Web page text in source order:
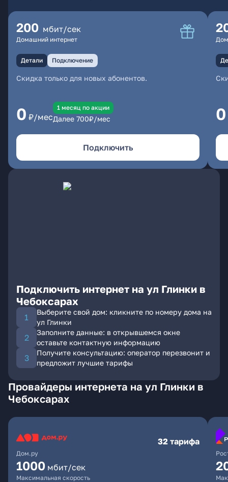
200 мбит/сек
Домашний интернет
Детали Подключение
Скидка только для новых абонентов.
0 ₽/мес
1 месяц по акции
Далее 700₽/мес
Подключить
0
Подключить интернет на ул Глинки в
Чебоксарах
Выберите свой дом: кликните по номеру дома на
ул Глинки
Заполните данные: в открывшемся окне
оставьте контактную информацию
Получите консультацию: оператор перезвонит и
предложит лучшие тарифы
Провайдеры интернета на ул Глинки в
Чебоксарах
Дом.ру
32 тарифа
1000 мбит/сек
Максимальная скорость